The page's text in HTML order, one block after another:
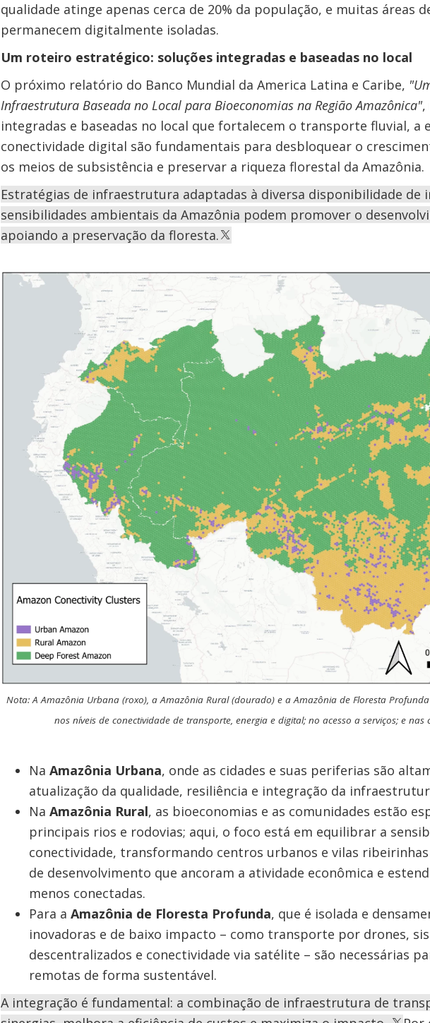
qualidade atinge apenas cerca de 20% da população, e muitas áreas
permanecem digitalmente isoladas.
Um roteiro estratégico: soluções integradas e baseadas no local
O próximo relatório do Banco Mundial da America Latina e Caribe,
Infraestrutura Baseada no Local para Bioeconomias na Região Amazônica",
integradas e baseadas no local que fortalecem o transporte fluvial, a
conectividade digital são fundamentais para desbloquear o
os meios de subsistência e preservar a riqueza florestal da Amazônia.
Estratégias de infraestrutura adaptadas à diversa disponibilidade de
sensibilidades ambientais da Amazônia podem promover o
apoiando a preservação da floresta.
Nota: A Amazônia Urbana (roxo), a Amazônia Rural (dourado) e a Amazônia de Floresta
nos níveis de conectividade de transporte, energia e digital; no acesso a serviços; e nas
Na Amazônia Urbana, onde as cidades e suas periferias são
atualização da qualidade, resiliência e integração da
Na Amazônia Rural, as bioeconomias e as comunidades estão
principais rios e rodovias; aqui, o foco está em equilibrar a
conectividade, transformando centros urbanos e vilas
de desenvolvimento que ancoram a atividade econômica e
menos conectadas.
Para a Amazônia de Floresta Profunda, que é isolada e
inovadoras e de baixo impacto – como transporte por drones,
descentralizados e conectividade via satélite – são necessárias
remotas de forma sustentável.
A integração é fundamental: a combinação de infraestrutura de